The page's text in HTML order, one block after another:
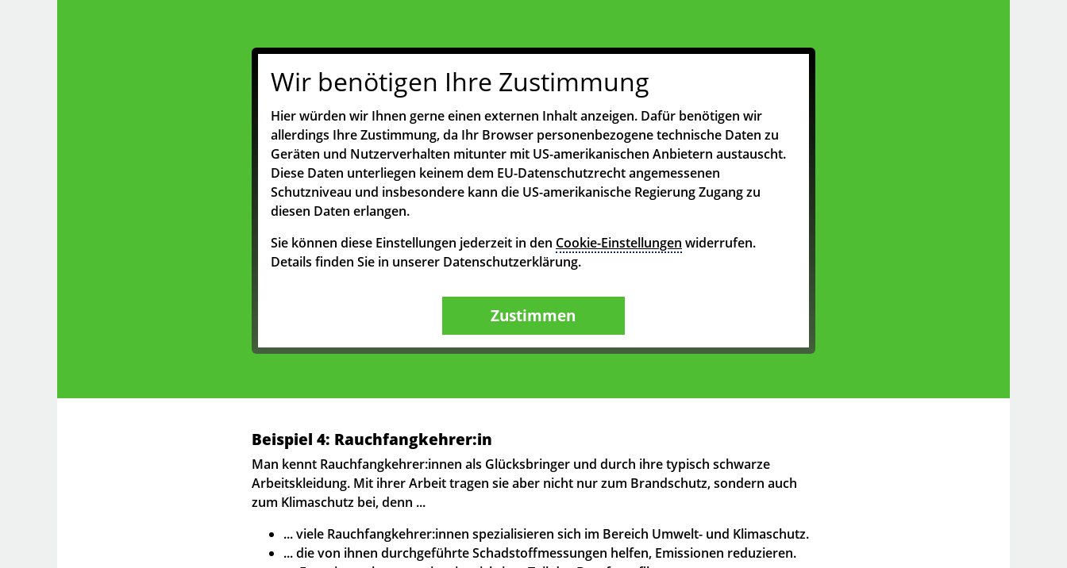
Wir benötigen Ihre Zustimmung
Hier würden wir Ihnen gerne einen externen Inhalt anzeigen. Dafür benötigen wir
allerdings Ihre Zustimmung, da Ihr Browser personenbezogene technische Daten zu
Geräten und Nutzerverhalten mitunter mit US-amerikanischen Anbietern austauscht.
Diese Daten unterliegen keinem dem EU-Datenschutzrecht angemessenen
Schutzniveau und insbesondere kann die US-amerikanische Regierung Zugang zu
diesen Daten erlangen.
Sie können diese Einstellungen jederzeit in den Cookie-Einstellungen widerrufen.
Details finden Sie in unserer Datenschutzerklärung.
Zustimmen
Beispiel 4: Rauchfangkehrer:in
Man kennt Rauchfangkehrer:innen als Glücksbringer und durch ihre typisch schwarze
Arbeitskleidung. Mit ihrer Arbeit tragen sie aber nicht nur zum Brandschutz, sondern auch
zum Klimaschutz bei, denn ...
... viele Rauchfangkehrer:innen spezialisieren sich im Bereich Umwelt- und Klimaschutz.
... die von ihnen durchgeführte Schadstoffmessungen helfen, Emissionen reduzieren.